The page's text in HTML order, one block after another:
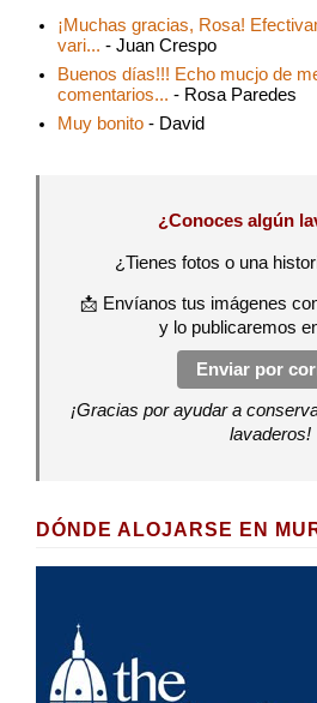
¡Muchas gracias, Rosa!
vari... - Juan Crespo
Buenos días!!! Echo mucjo de
comentarios... - Rosa Paredes
Muy bonito - David
¿Conoces algún
¿Tienes fotos o una
📩 Envíanos tus imágenes
y lo publicaremos
Enviar por
¡Gracias por ayudar a
lavaderos!
DÓNDE ALOJARSE EN